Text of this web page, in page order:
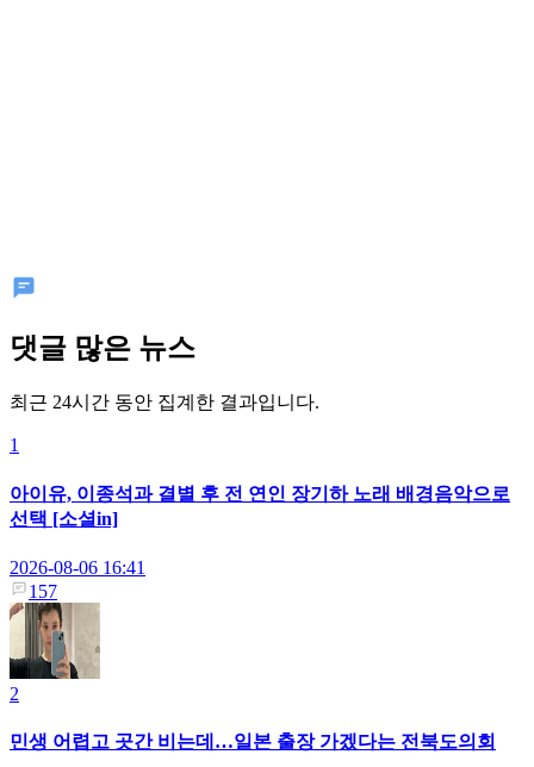
댓글 많은 뉴스
최근 24시간 동안 집계한 결과입니다.
1
아이유, 이종석과 결별 후 전 연인 장기하 노래 배경음악으로
선택 [소셜in]
2026-08-06 16:41
157
2
민생 어렵고 곳간 비는데…일본 출장 가겠다는 전북도의회